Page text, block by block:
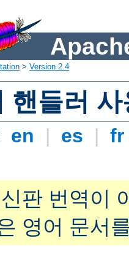
> Version 2.4
핸들러 사
en | es |
판 번역이
영어 문서